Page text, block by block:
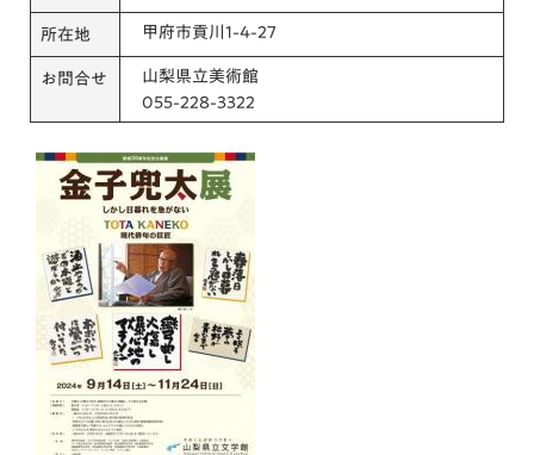
所在地 甲府市貢川1-4-27
お問合せ
山梨県立美術館
055-228-3322